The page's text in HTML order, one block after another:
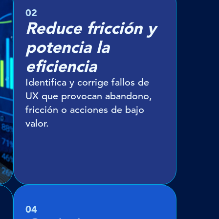
02
Reduce fricción y
potencia la
eficiencia
Identifica y corrige fallos de
UX que provocan abandono,
fricción o acciones de bajo
valor.
04